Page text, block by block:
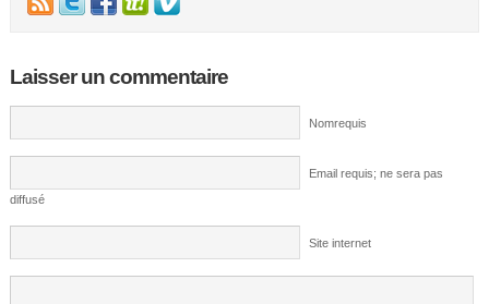
Laisser un commentaire
Nomrequis
Email requis; ne sera pas
diffusé
Site internet